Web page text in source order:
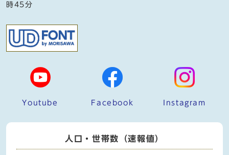
時45分
Youtube Facebook Instagram
人口・世帯数（速報値）